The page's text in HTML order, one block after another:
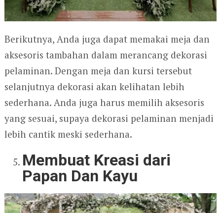
Berikutnya, Anda juga dapat memakai meja dan
aksesoris tambahan dalam merancang dekorasi
pelaminan. Dengan meja dan kursi tersebut
selanjutnya dekorasi akan kelihatan lebih
sederhana. Anda juga harus memilih aksesoris
yang sesuai, supaya dekorasi pelaminan menjadi
lebih cantik meski sederhana.
Membuat Kreasi dari
Papan Dan Kayu